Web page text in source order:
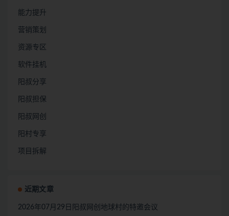
能力提升
营销策划
资源专区
软件挂机
阳叔分享
阳叔担保
阳叔网创
阳村专享
项目拆解
近期文章
2026年07月29日阳叔网创地球村的特邀会议